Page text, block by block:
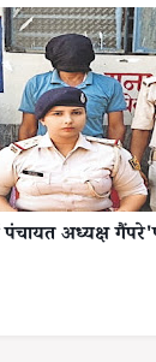
अध्यक्ष